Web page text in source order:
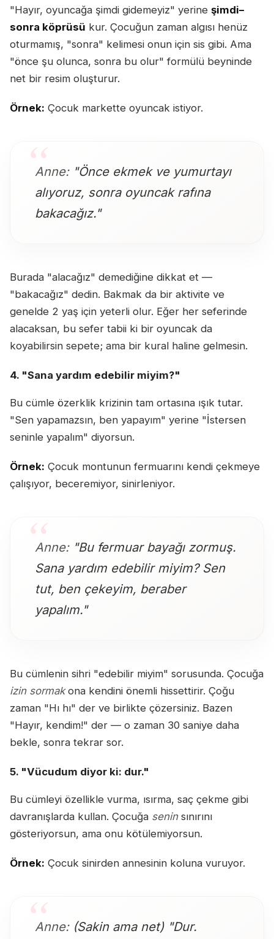
"Hayır, oyuncağa şimdi gidemeyiz" yerine şimdi–
sonra köprüsü kur. Çocuğun zaman algısı henüz
oturmamış, "sonra" kelimesi onun için sis gibi. Ama
"önce şu olunca, sonra bu olur" formülü beyninde
net bir resim oluşturur.
Örnek: Çocuk markette oyuncak istiyor.
Anne:"Önce ekmek ve yumurtayı
alıyoruz, sonra oyuncak rafına
bakacağız."
Burada "alacağız" demediğine dikkat et —
"bakacağız" dedin. Bakmak da bir aktivite ve
genelde 2 yaş için yeterli olur. Eğer her seferinde
alacaksan, bu sefer tabii ki bir oyuncak da
koyabilirsin sepete; ama bir kural haline gelmesin.
4. "Sana yardım edebilir miyim?"
Bu cümle özerklik krizinin tam ortasına ışık tutar.
"Sen yapamazsın, ben yapayım" yerine "İstersen
seninle yapalım" diyorsun.
Örnek: Çocuk montunun fermuarını kendi çekmeye
çalışıyor, beceremiyor, sinirleniyor.
Anne:"Bu fermuar bayağı zormuş.
Sana yardım edebilir miyim? Sen
tut, ben çekeyim, beraber
yapalım."
Bu cümlenin sihri "edebilir miyim" sorusunda. Çocuğa
izin sormakona kendini önemli hissettirir. Çoğu
zaman "Hı hı" der ve birlikte çözersiniz. Bazen
"Hayır, kendim!" der — o zaman 30 saniye daha
bekle, sonra tekrar sor.
5. "Vücudum diyor ki: dur."
Bu cümleyi özellikle vurma, ısırma, saç çekme gibi
davranışlarda kullan. Çocuğa seninsınırını
gösteriyorsun, ama onu kötülemiyorsun.
Örnek: Çocuk sinirden annesinin koluna vuruyor.
Anne:(Sakin ama net) "Dur.